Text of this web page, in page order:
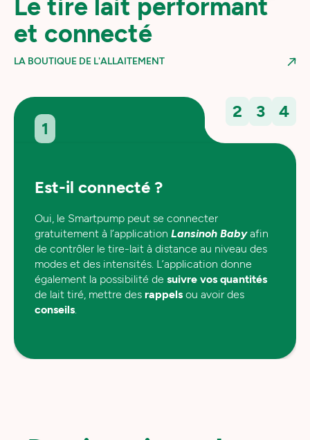
Le tire lait performant
et connecté
LA BOUTIQUE DE L'ALLAITEMENT
1
2 3 4
Est-il connecté ?
Oui, le Smartpump peut se connecter
gratuitement à l’application Lansinoh Babyafin
de contrôler le tire-lait à distance au niveau des
modes et des intensités. L’application donne
également la possibilité de suivre vos quantités
de lait tiré, mettre des rappelsou avoir des
conseils.